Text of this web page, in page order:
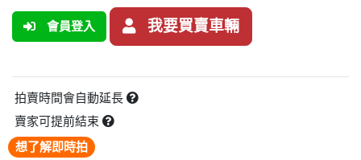
會員登入 我要買賣車輛
拍賣時間會自動延長
賣家可提前結束
想了解即時拍